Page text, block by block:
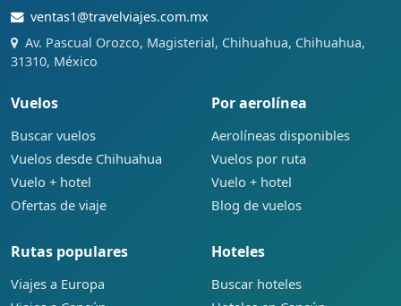
ventas1@travelviajes.com.mx
Av. Pascual Orozco, Magisterial, Chihuahua, Chihuahua,
31310, México
Vuelos
Buscar vuelos
Vuelos desde Chihuahua
Vuelo + hotel
Ofertas de viaje
Por aerolínea
Aerolíneas disponibles
Vuelos por ruta
Vuelo + hotel
Blog de vuelos
Rutas populares
Viajes a Europa
Hoteles
Buscar hoteles